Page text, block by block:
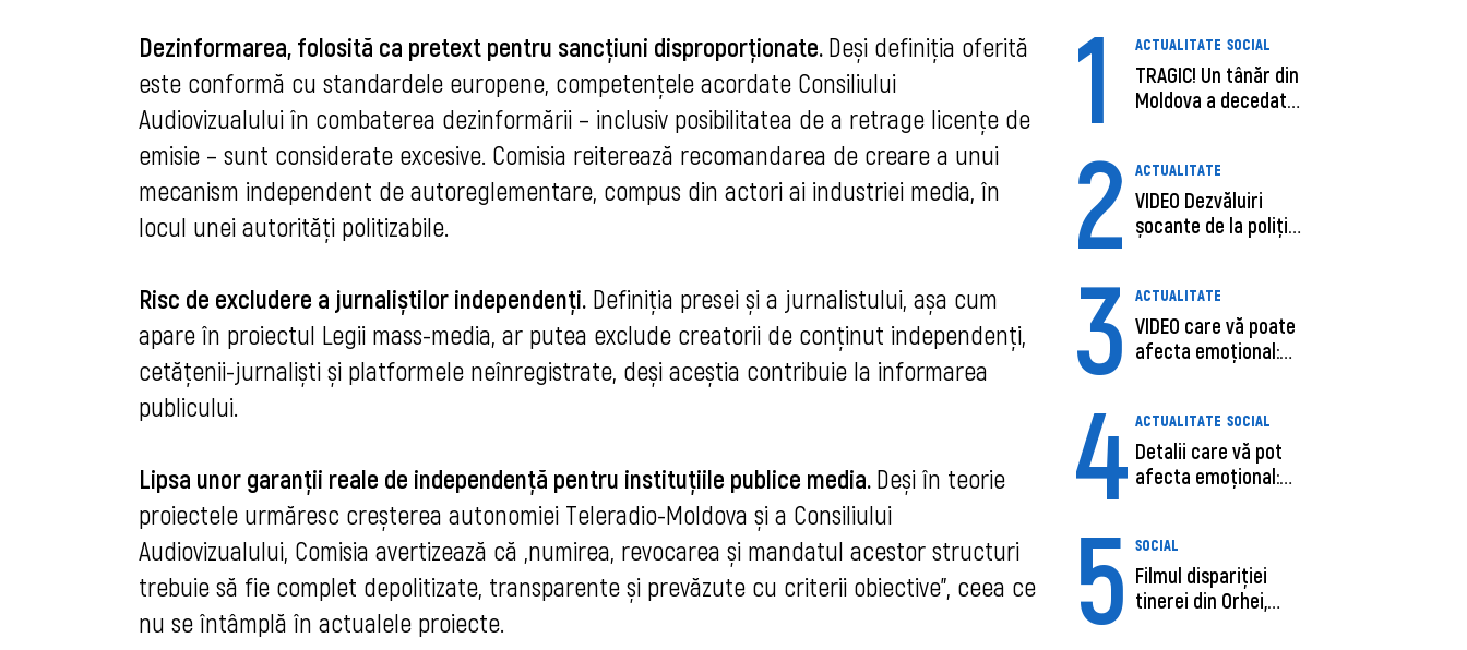
Dezinformarea, folosită ca pretext pentru sancțiuni disproporționate. Deși definiția oferită
este conformă cu standardele europene, competențele acordate Consiliului
Audiovizualului în combaterea dezinformării – inclusiv posibilitatea de a retrage licențe de
emisie – sunt considerate excesive. Comisia reiterează recomandarea de creare a unui
mecanism independent de autoreglementare, compus din actori ai industriei media, în
locul unei autorități politizabile.
Risc de excludere a jurnaliștilor independenți. Definiția presei și a jurnalistului, așa cum
apare în proiectul Legii mass-media, ar putea exclude creatorii de conținut independenți,
cetățenii-jurnaliști și platformele neînregistrate, deși aceștia contribuie la informarea
publicului.
Lipsa unor garanții reale de independență pentru instituțiile publice media. Deși în teorie
proiectele urmăresc creșterea autonomiei Teleradio-Moldova și a Consiliului
Audiovizualului, Comisia avertizează că „numirea, revocarea și mandatul acestor structuri
trebuie să fie complet depolitizate, transparente și prevăzute cu criterii obiective”, ceea ce
nu se întâmplă în actualele proiecte.
1 ACTUALITATE SOCIAL
TRAGIC! Un tânăr din
Moldova a decedat
2 ACTUALITATE
VIDEO Dezvăluiri
șocante de la poliție,
3 ACTUALITATE
VIDEO care vă poate
afecta emoțional:
4 ACTUALITATE SOCIAL
Detalii care vă pot
afecta emoțional:
5 SOCIAL
Filmul dispariției
tinerei din Orhei,